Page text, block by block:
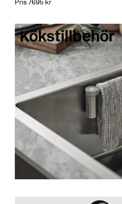
Pris 7695 kr
Kökstillbehör